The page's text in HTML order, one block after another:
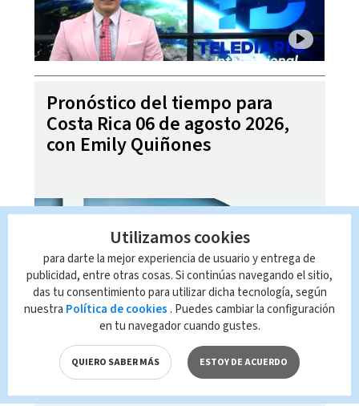
Pronóstico del tiempo para
Costa Rica 06 de agosto 2026,
con Emily Quiñones
Noticias Telediario Estelar, 05
de agosto 2026
Utilizamos cookies
para darte la mejor experiencia de usuario y entrega de
publicidad, entre otras cosas. Si continúas navegando el sitio,
das tu consentimiento para utilizar dicha tecnología, según
nuestra Política de cookies . Puedes cambiar la configuración
en tu navegador cuando gustes.
QUIERO SABER MÁS ESTOY DE ACUERDO